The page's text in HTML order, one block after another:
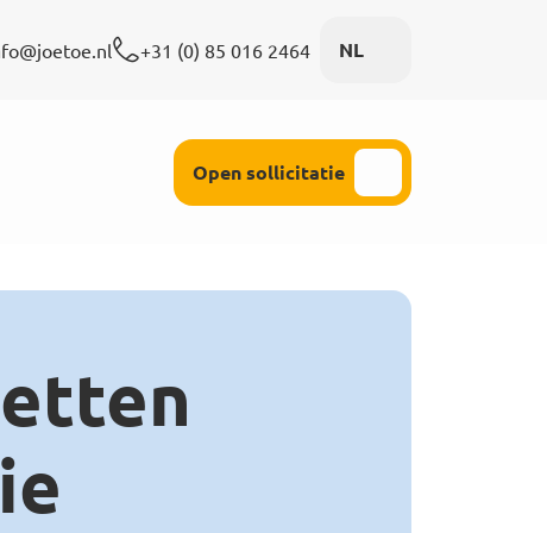
aandacht +31 (0) 85 016 2464 NL
Open sollicitatie